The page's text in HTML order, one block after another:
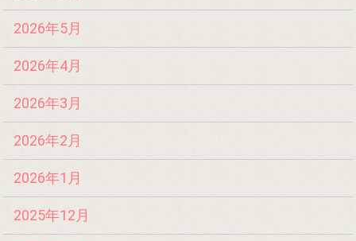
2026年5月
2026年4月
2026年3月
2026年2月
2026年1月
2025年12月